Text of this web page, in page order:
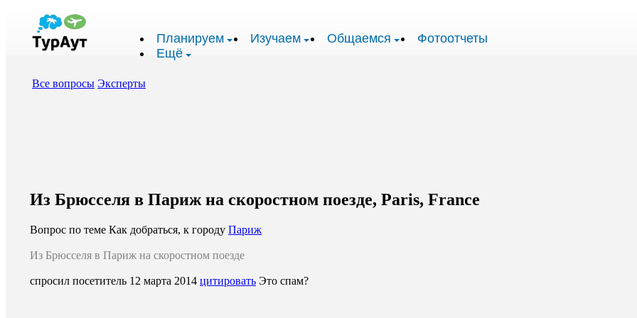
Планируем Изучаем Общаемся
Фотоотчеты
Ещё
Все вопросы Эксперты
Из Брюсселя в Париж на скоростном поезде, Paris, France
Вопрос по теме Как добраться, к городу Париж
Из Брюсселя в Париж на скоростном поезде
спросил посетитель 12 марта 2014 цитировать Это спам?